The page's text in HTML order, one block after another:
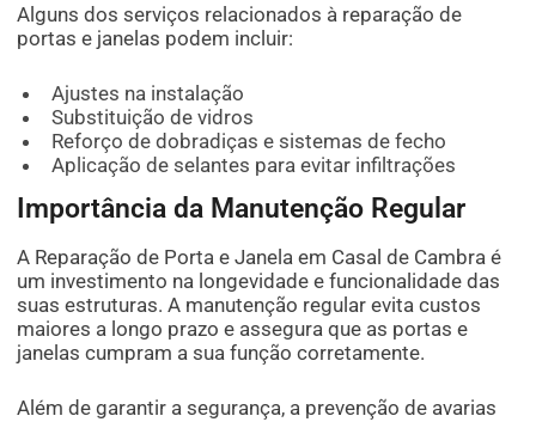
Alguns dos serviços relacionados à reparação de
portas e janelas podem incluir:
Ajustes na instalação
Substituição de vidros
Reforço de dobradiças e sistemas de fecho
Aplicação de selantes para evitar infiltrações
Importância da Manutenção Regular
A Reparação de Porta e Janela em Casal de Cambra é
um investimento na longevidade e funcionalidade das
suas estruturas. A manutenção regular evita custos
maiores a longo prazo e assegura que as portas e
janelas cumpram a sua função corretamente.
Além de garantir a segurança, a prevenção de avarias